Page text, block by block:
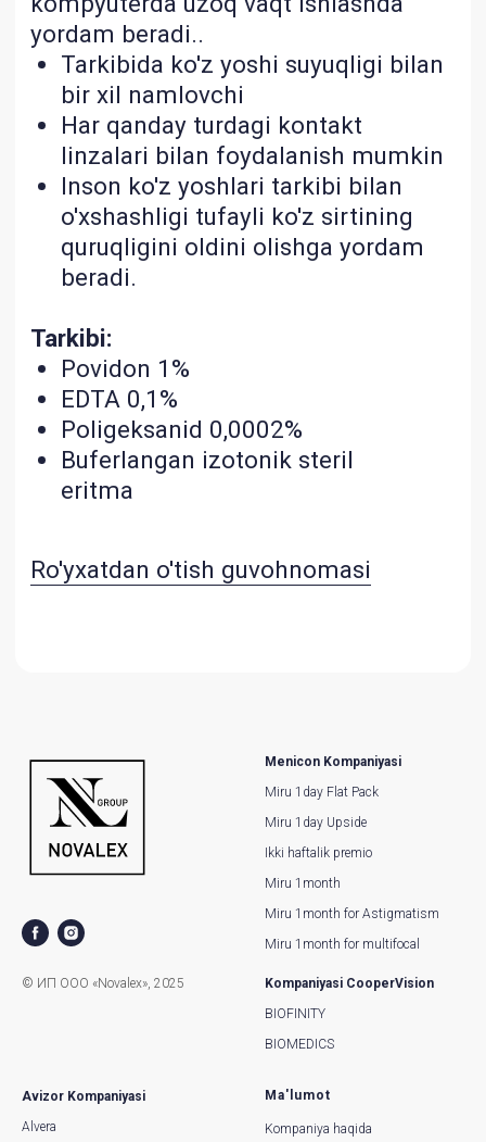
© ИП ООО «Novalex», 2025
Menicon Kompaniyasi
Miru 1day Flat Pack
Miru 1day Upside
Ikki haftalik premio
Miru 1month
Miru 1month for Astigmatism
Miru 1month for multifocal
Kompaniyasi CooperVision
BIOFINITY
BIOMEDICS
Avizor Kompaniyasi
Alvera
Ma'lumot
Kompaniya haqida